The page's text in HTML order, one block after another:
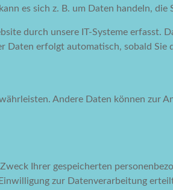
es sich z. B. um Daten handeln,
durch unsere IT-Systeme erfasst.
Daten erfolgt automatisch, sobald Sie
Andere Daten können zur
Ihrer gespeicherten
zur Datenverarbeitung